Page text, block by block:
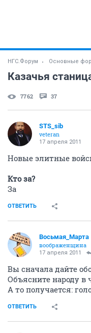
НГС.Форум Основные
Казачья
7762 37
STS_sib
veteran
17 апреля 2011
Новые элитные
Кто за?
За
ОТВЕТИТЬ
Восьмая_Марта
воображенщина
17 апреля 2011
Вы сначала дайте
Объясните народу в
А то получается:
ОТВЕТИТЬ